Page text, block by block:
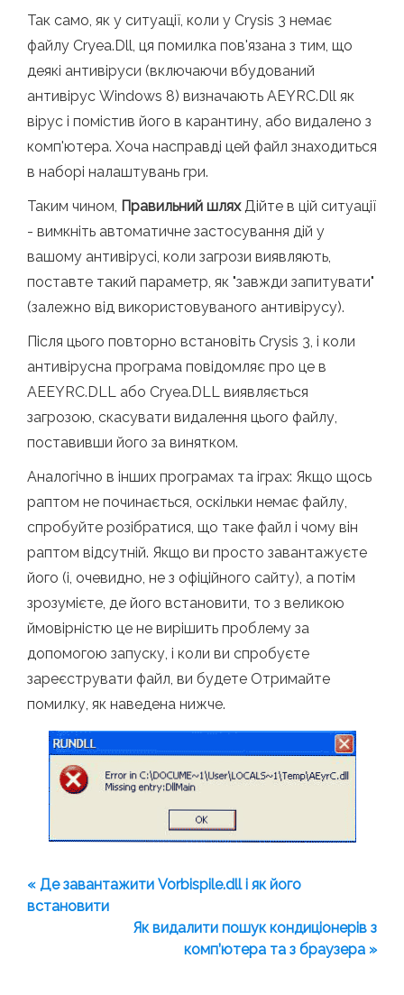
Так само, як у ситуації, коли у Crysis 3 немає
файлу Cryea.Dll, ця помилка пов'язана з тим, що
деякі антивіруси (включаючи вбудований
антивірус Windows 8) визначають AEYRC.Dll як
вірус і помістив його в карантину, або видалено з
комп'ютера. Хоча насправді цей файл знаходиться
в наборі налаштувань гри.
Таким чином, Правильний шляхДійте в цій ситуації
- вимкніть автоматичне застосування дій у
вашому антивірусі, коли загрози виявляють,
поставте такий параметр, як "завжди запитувати"
(залежно від використовуваного антивірусу).
Після цього повторно встановіть Crysis 3, і коли
антивірусна програма повідомляє про це в
AEEYRC.DLL або Cryea.DLL виявляється
загрозою, скасувати видалення цього файлу,
поставивши його за винятком.
Аналогічно в інших програмах та іграх: Якщо щось
раптом не починається, оскільки немає файлу,
спробуйте розібратися, що таке файл і чому він
раптом відсутній. Якщо ви просто завантажуєте
його (і, очевидно, не з офіційного сайту), а потім
зрозумієте, де його встановити, то з великою
ймовірністю це не вирішить проблему за
допомогою запуску, і коли ви спробуєте
зареєструвати файл, ви будете Отримайте
помилку, як наведена нижче.
« Де завантажити Vorbispile.dll і як його
встановити
Як видалити пошук кондиціонерів з
комп’ютера та з браузера »